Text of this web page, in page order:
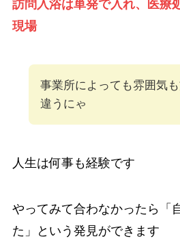
訪問入浴は単発で入れ、医療
現場
事業所によっても雰囲気
違うにゃ
人生は何事も経験です
やってみて合わなかったら「
た」という発見ができます